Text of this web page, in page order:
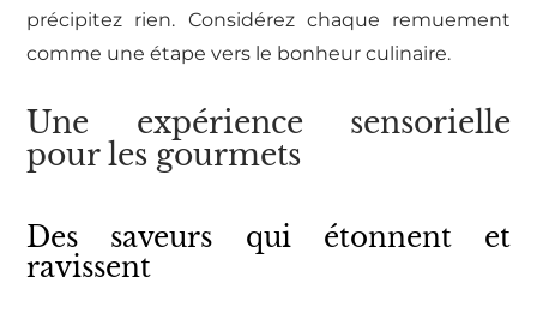
précipitez rien. Considérez chaque remuement
comme une étape vers le bonheur culinaire.
Une expérience sensorielle
pour les gourmets
Des saveurs qui étonnent et
ravissent